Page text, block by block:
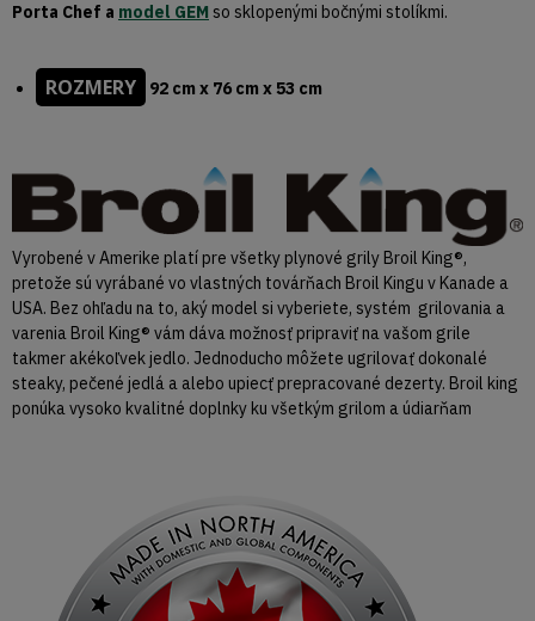
Porta Chef a model GEM so sklopenými bočnými stolíkmi.
ROZMERY 92 cm x 76 cm x 53 cm
Vyrobené v Amerike platí pre všetky plynové grily Broil King®,
pretože sú vyrábané vo vlastných továrňach Broil Kingu v Kanade a
USA. Bez ohľadu na to, aký model si vyberiete, systém grilovania a
varenia Broil King® vám dáva možnosť pripraviť na vašom grile
takmer akékoľvek jedlo. Jednoducho môžete ugrilovať dokonalé
steaky, pečené jedlá a alebo upiecť prepracované dezerty. Broil king
ponúka vysoko kvalitné doplnky ku všetkým grilom a údiarňam